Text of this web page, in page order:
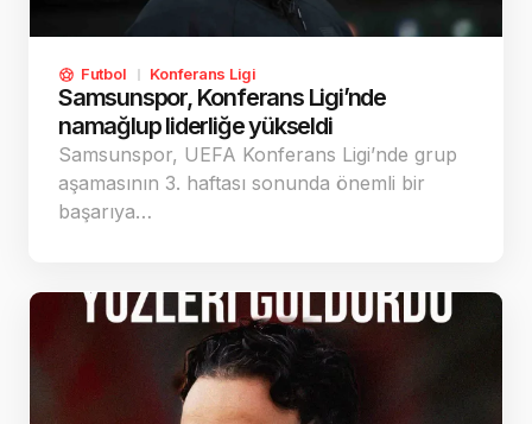
Futbol Konferans Ligi
Samsunspor, Konferans Ligi’nde
namağlup liderliğe yükseldi
Samsunspor, UEFA Konferans Ligi’nde grup
aşamasının 3. haftası sonunda önemli bir
başarıya…